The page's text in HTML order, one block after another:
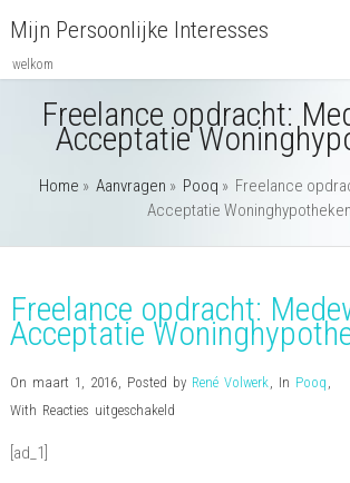
Mijn Persoonlijke Interesses
welkom
Freelance opdracht:
Acceptatie
Home » Aanvragen » Pooq » Freelance
Acceptatie Woninghypotheken
Freelance opdracht:
Acceptatie
On maart 1, 2016, Posted by René Volwerk, In Pooq ,
With Reacties uitgeschakeldvoor
[ad_1]